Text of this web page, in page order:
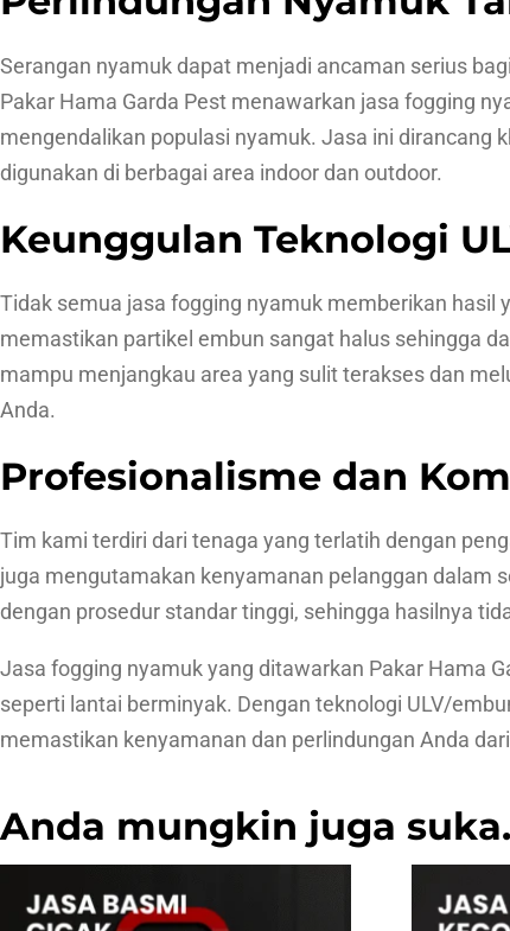
Serangan nyamuk dapat menjadi ancaman serius
Pakar Hama Garda Pest menawarkan jasa fogging
mengendalikan populasi nyamuk. Jasa ini dirancang
digunakan di berbagai area indoor dan outdoor.
Keunggulan Teknologi
Tidak semua jasa fogging nyamuk memberikan hasil
memastikan partikel embun sangat halus sehingga
mampu menjangkau area yang sulit terakses dan
Anda.
Profesionalisme dan
Tim kami terdiri dari tenaga yang terlatih dengan
juga mengutamakan kenyamanan pelanggan dalam
dengan prosedur standar tinggi, sehingga hasilnya
Jasa fogging nyamuk yang ditawarkan Pakar Hama
seperti lantai berminyak. Dengan teknologi ULV/
memastikan kenyamanan dan perlindungan Anda
Anda mungkin juga